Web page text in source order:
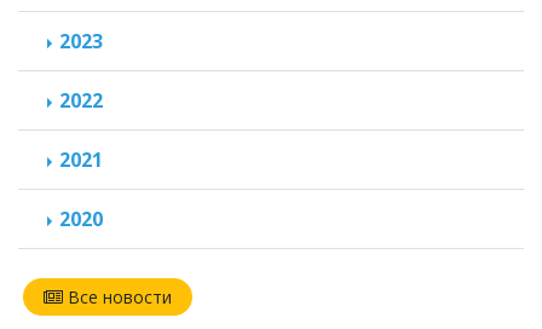
2023
2022
2021
2020
Все новости